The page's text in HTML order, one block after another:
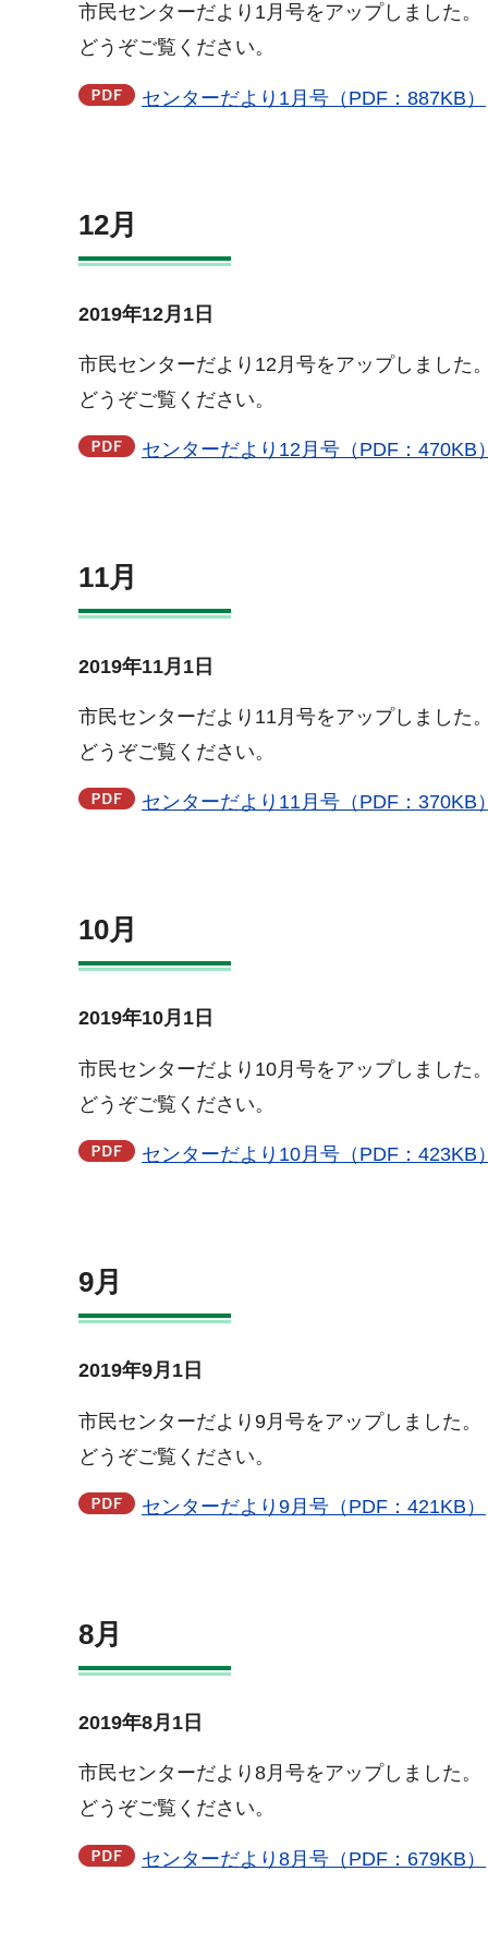
市民センターだより1月号をアップしました。
どうぞご覧ください。
センターだより1月号（PDF：887KB）
12月
2019年12月1日
市民センターだより12月号をアップしました。
どうぞご覧ください。
センターだより12月号（PDF：470KB）
11月
2019年11月1日
市民センターだより11月号をアップしました。
どうぞご覧ください。
センターだより11月号（PDF：370KB）
10月
2019年10月1日
市民センターだより10月号をアップしました。
どうぞご覧ください。
センターだより10月号（PDF：423KB）
9月
2019年9月1日
市民センターだより9月号をアップしました。
どうぞご覧ください。
センターだより9月号（PDF：421KB）
8月
2019年8月1日
市民センターだより8月号をアップしました。
どうぞご覧ください。
センターだより8月号（PDF：679KB）